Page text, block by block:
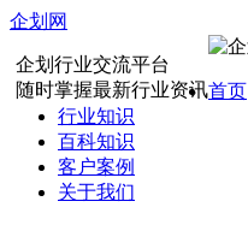
企划网
企划行业交流平台
随时掌握最新行业资讯首页
行业知识
百科知识
客户案例
关于我们